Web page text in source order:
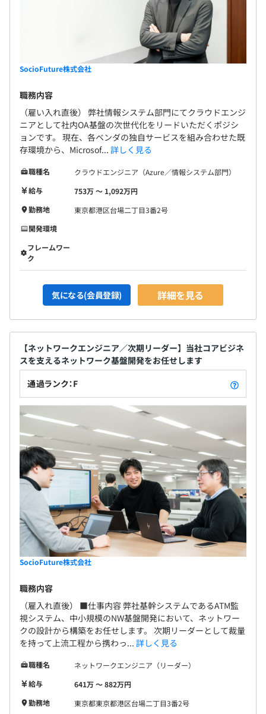
SocioFuture株式会社
職務内容
（雇い入れ直後） 弊社情報システム部門にてクラウドエンジ
ニアとして社内OA基盤の次世代化をリードいただくポジシ
ョンです。 現在、各ベンダの独自サービスを組み合わせた既
存環境から、Microsof... 詳しく見る
職種名
クラウドエンジニア（Azure／情報システム部門）
給与
753万 〜 1,092万円
勤務地
東京都港区台場二丁目3番2号
開発環境
フレームワー
ク
気になる(会員登録) 詳細を見る
【ネットワークエンジニア／次期リーダー】当社コアビジネ
スを支えるネットワーク基盤開発をお任せします
通過ランク：F
SocioFuture株式会社
職務内容
（雇入れ直後） ■仕事内容 弊社基幹システムであるATM監
視システム、中小規模のNW基盤開発において、ネットワー
クの設計から構築をお任せします。 次期リーダーとして裁量
を持って上流工程から携わっ... 詳しく見る
職種名
ネットワークエンジニア（リーダー）
給与
641万 〜 882万円
勤務地
東京都東京都港区台場二丁目3番2号